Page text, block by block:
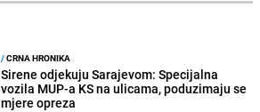
/CRNA HRONIKA
Sirene odjekuju Sarajevom: Specijalna
vozila MUP-a KS na ulicama, poduzimaju se
mjere opreza